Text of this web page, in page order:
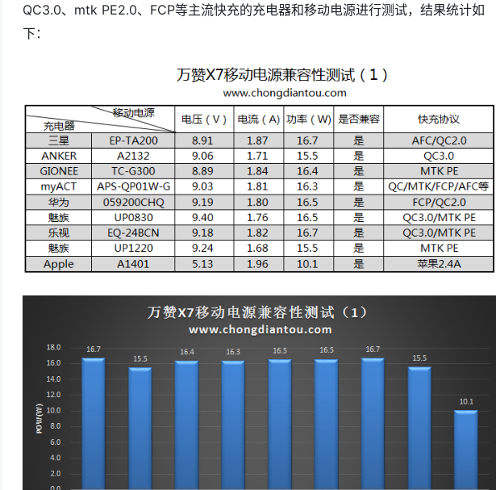
QC3.0、 mtk PE2.0、FCP等主流快充的充电器和移动电源进行测试，结果统计如
下：